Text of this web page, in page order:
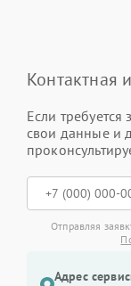
Контактная
Если требуется
свои данные и
Отправляя
Адрес